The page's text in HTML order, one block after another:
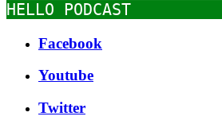
HELLO PODCAST
Facebook
Youtube
Twitter